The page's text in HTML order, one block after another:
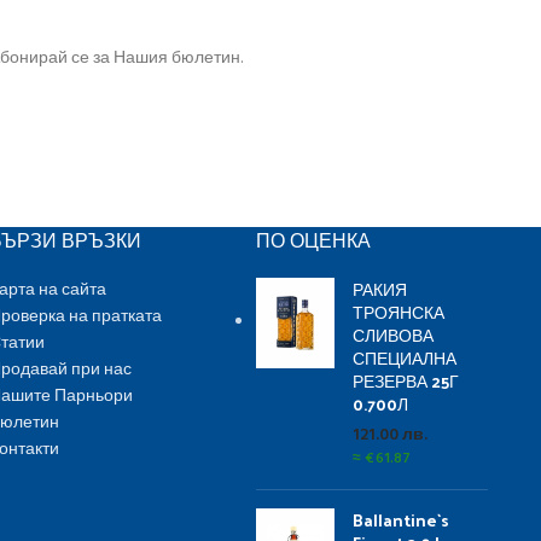
се за Нашия бюлетин.
ВРЪЗКИ
на сайта
на пратката
при нас
Парньори
ПО ОЦЕНКА
РАКИЯ
ТРОЯНСКА
СЛИВОВА
СПЕЦИАЛНА
РЕЗЕРВА 25Г
0.700Л
121.00лв.
≈€61.87
Ballantine`s